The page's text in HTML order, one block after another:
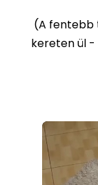
(A fentebb
kereten ül -